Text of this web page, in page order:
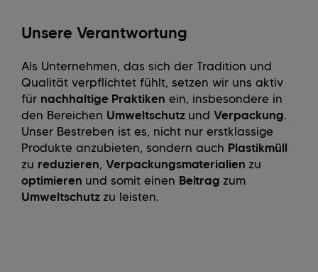
Unsere Verantwortung
Als Unternehmen, das sich der Tradition und
Qualität verpflichtet fühlt, setzen wir uns aktiv
für nachhaltige Praktiken ein, insbesondere in
den Bereichen Umweltschutz und Verpackung.
Unser Bestreben ist es, nicht nur erstklassige
Produkte anzubieten, sondern auch Plastikmüll
zu reduzieren, Verpackungsmaterialien zu
optimieren und somit einen Beitrag zum
Umweltschutz zu leisten.